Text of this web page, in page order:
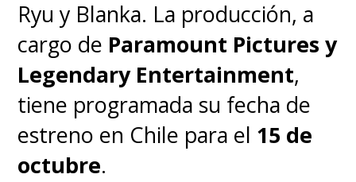
Media presentada en las dos
trilogías dirigidas por Jackson
para presentarla historia
oculta de la fortaleza del
Abismo de Helmal centrarse
Ryu y Blanka. La producción, a
cargo de Paramount Pictures y
Legendary Entertainment,
tiene programada su fecha de
estreno en Chile para el 15 de
octubre.